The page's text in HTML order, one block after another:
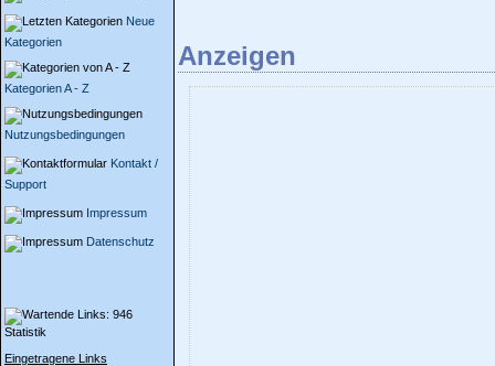
Neue
Kategorien
Kategorien A - Z
Nutzungsbedingungen
Kontakt /
Support
Impressum
Datenschutz
Statistik
Eingetragene Links
Anzeigen